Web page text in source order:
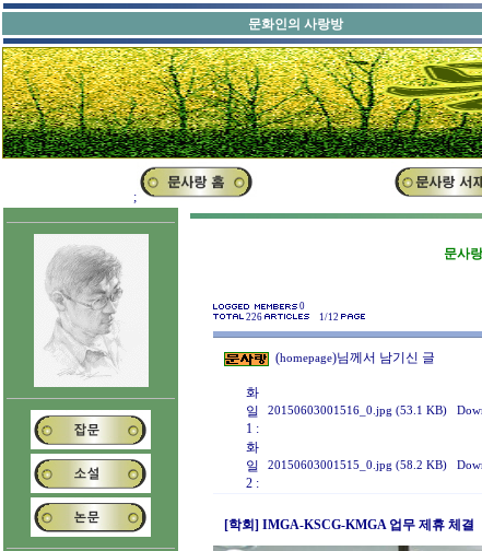
문화인의
;
문사
0
226
1/12
(homepage)님께서 남기신 글
화
일
1 :
20150603001516_0.jpg (53.1 KB)
화
일
2 :
20150603001515_0.jpg (58.2 KB)
[학회] IMGA-KSCG-KMGA 업무 제휴 체결